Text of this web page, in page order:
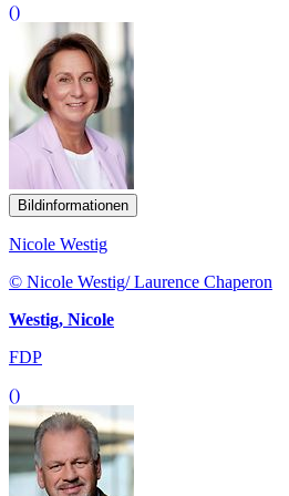
()
Bildinformationen
Nicole Westig
© Nicole Westig/ Laurence Chaperon
Westig, Nicole
FDP
()